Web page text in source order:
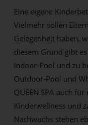
Eine eigene
Vielmehr sollen
Gelegenheit haben,
diesem Grund gibt
Indoor-Pool und zu
Outdoor-Pool und
QUEEN SPA auch
Kinderwellness und
Nachwuchs stehen